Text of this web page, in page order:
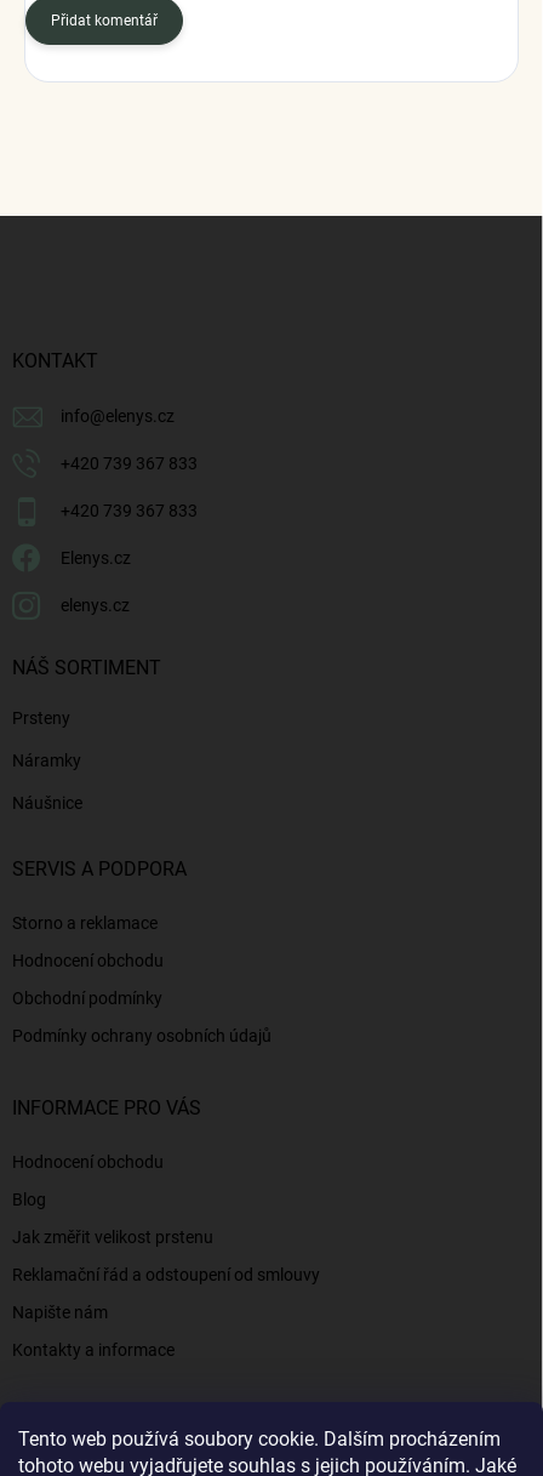
Tento web používá soubory cookie. Dalším procházením
tohoto webu vyjadřujete souhlas s jejich používáním. Jaké
Přidat komentář
KONTAKT
info@elenys.cz
+420 739 367 833
+420 739 367 833
Elenys.cz
elenys.cz
NÁŠ SORTIMENT
Prsteny
Náramky
Náušnice
SERVIS A PODPORA
Storno a reklamace
Hodnocení obchodu
Obchodní podmínky
Podmínky ochrany osobních údajů
INFORMACE PRO VÁS
Hodnocení obchodu
Blog
Jak změřit velikost prstenu
Reklamační řád a odstoupení od smlouvy
Napište nám
Kontakty a informace
Elenys.cz - šperky, kterým věříte už od roku 2016